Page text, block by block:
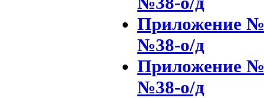
Приложение
№38-о/д
Приложение
№38-о/д